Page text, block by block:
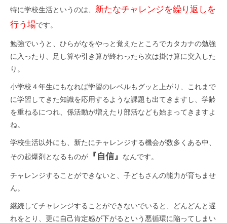
特に学校生活というのは、 新たなチャレンジを繰り返しを
行う場です。
勉強でいうと、ひらがなをやっと覚えたところでカタカナの勉強
に入ったり、足し算や引き算が終わったら次は掛け算に突入した
り。
小学校４年生にもなれば学習のレベルもグッと上がり、これまで
に学習してきた知識を応用するような課題も出てきますし、学齢
を重ねるにつれ、係活動が増えたり部活なども始まってきますよ
ね。
学校生活以外にも、新たにチャレンジする機会が数多くある中、
その起爆剤となるものが 『自信』 なんです。
チャレンジすることができないと、子どもさんの能力が育ちませ
ん。
継続してチャレンジすることができないでいると、どんどんと遅
れをとり、更に自己肯定感が下がるという悪循環に陥ってしまい